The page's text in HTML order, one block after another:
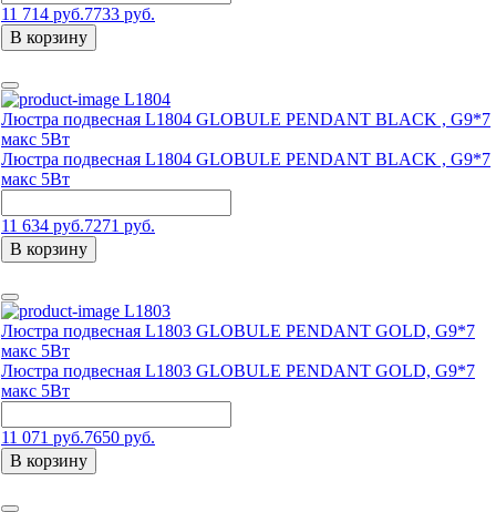
11 714 руб.7733 руб.
В корзину
L1804
Люстра подвесная L1804 GLOBULE PENDANT BLACK , G9*7
макс 5Вт
Люстра подвесная L1804 GLOBULE PENDANT BLACK , G9*7
макс 5Вт
11 634 руб.7271 руб.
В корзину
L1803
Люстра подвесная L1803 GLOBULE PENDANT GOLD, G9*7
макс 5Вт
Люстра подвесная L1803 GLOBULE PENDANT GOLD, G9*7
макс 5Вт
11 071 руб.7650 руб.
В корзину